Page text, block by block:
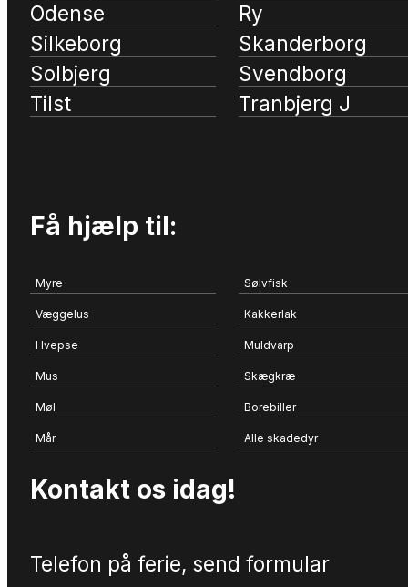
Odense
Ry
Silkeborg
Skanderborg
Solbjerg
Svendborg
Tilst
Tranbjerg J
Få hjælp til:
Myre Sølvfisk
Væggelus Kakkerlak
Hvepse Muldvarp
Mus Skægkræ
Møl Borebiller
Mår Alle skadedyr
Kontakt os idag!
Telefon på ferie, send formular